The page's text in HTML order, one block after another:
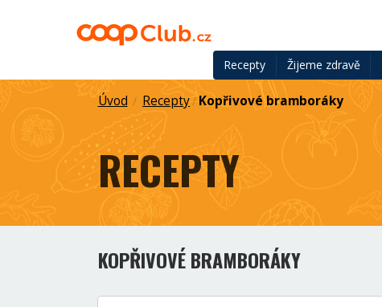
Recepty Žijeme zdravě
Úvod / Recepty/ Kopřivové bramboráky
RECEPTY
KOPŘIVOVÉ BRAMBORÁKY